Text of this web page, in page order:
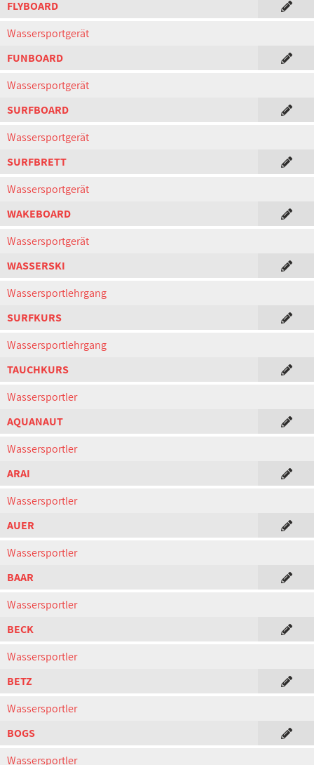
FLYBOARD
Wassersportgerät
FUNBOARD
Wassersportgerät
SURFBOARD
Wassersportgerät
SURFBRETT
Wassersportgerät
WAKEBOARD
Wassersportgerät
WASSERSKI
Wassersportlehrgang
SURFKURS
Wassersportlehrgang
TAUCHKURS
Wassersportler
AQUANAUT
Wassersportler
ARAI
Wassersportler
AUER
Wassersportler
BAAR
Wassersportler
BECK
Wassersportler
BETZ
Wassersportler
BOGS
Wassersportler